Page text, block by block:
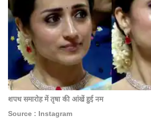
शपथ समारोह में तृषा की आंखें हुई नम
Source : Instagram